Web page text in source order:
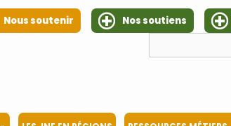
Nous soutenir Nos soutiens